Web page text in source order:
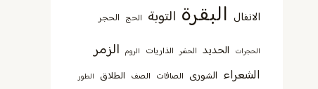
الانفال البقرة التوبة الحج الحجر
الحجرات الحديد الحشر الذاريات الروم الزمر
الشعراء الشورى الصافات الصف الطلاق الطور